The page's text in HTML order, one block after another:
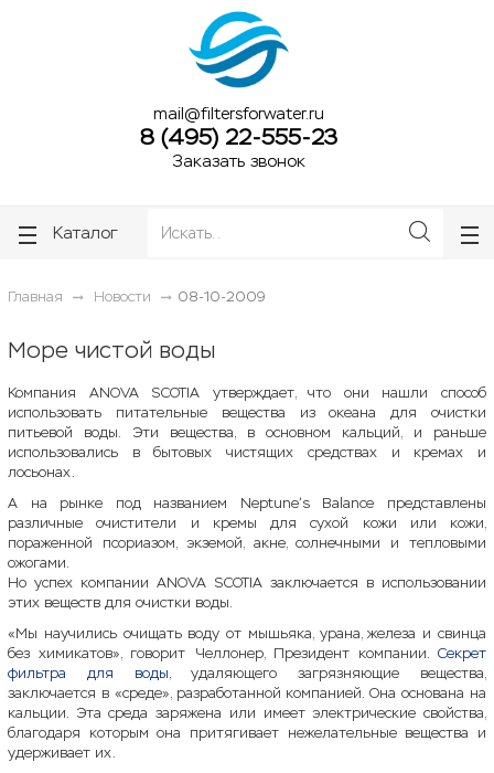
mail@filtersforwater.ru
8 (495) 22-555-23
Заказать звонок
Каталог
Главная Новости 08-10-2009
Море чистой воды
Компания ANOVA SCOTIA утверждает, что они нашли способ
использовать питательные вещества из океана для очистки
питьевой воды. Эти вещества, в основном кальций, и раньше
использовались в бытовых чистящих средствах и кремах и
лосьонах.
А на рынке под названием Neptune’s Balance представлены
различные очистители и кремы для сухой кожи или кожи,
пораженной псориазом, экземой, акне, солнечными и тепловыми
ожогами.
Но успех компании ANOVA SCOTIA заключается в использовании
этих веществ для очистки воды.
«Мы научились очищать воду от мышьяка, урана, железа и свинца
без химикатов», говорит Челлонер, Президент компании. Секрет
фильтра для воды, удаляющего загрязняющие вещества,
заключается в «среде», разработанной компанией. Она основана на
кальции. Эта среда заряжена или имеет электрические свойства,
благодаря которым она притягивает нежелательные вещества и
удерживает их.